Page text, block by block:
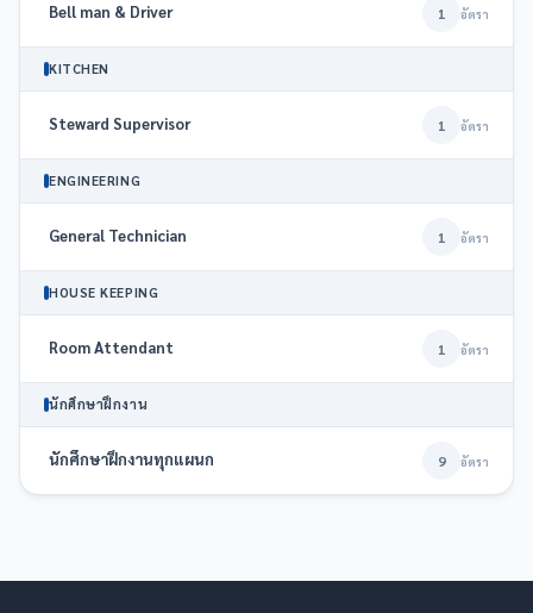
Bell man & Driver 1 อัตรา
KITCHEN
Steward Supervisor 1 อัตรา
ENGINEERING
General Technician 1 อัตรา
HOUSE KEEPING
Room Attendant 1 อัตรา
นักศึกษาฝึกงาน
นักศึกษาฝึกงานทุกแผนก 9 อัตรา